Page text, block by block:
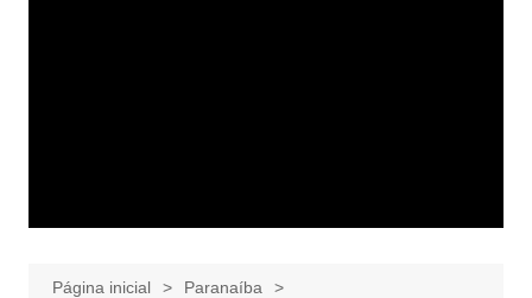
Página inicial
Paranaíba